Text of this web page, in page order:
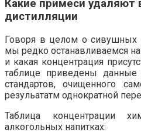
Какие примеси удаляют
дистилляции
Говоря в целом о сивушных
мы редко останавливаемся
и какая концентрация
таблице приведены данные
стандартов, очищенного
резульататм однократной
Таблица концентрации
алкогольных напитках: